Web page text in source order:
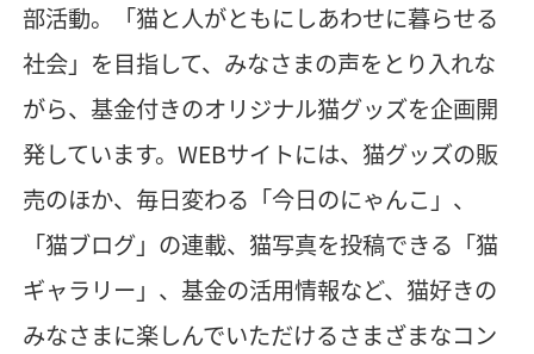
部活動。「猫と人がともにしあわせに暮らせる
社会」を目指して、みなさまの声をとり入れな
がら、基金付きのオリジナル猫グッズを企画開
発しています。WEBサイトには、猫グッズの販
売のほか、毎日変わる「今日のにゃんこ」、
「猫ブログ」の連載、猫写真を投稿できる「猫
ギャラリー」、基金の活用情報など、猫好きの
みなさまに楽しんでいただけるさまざまなコン